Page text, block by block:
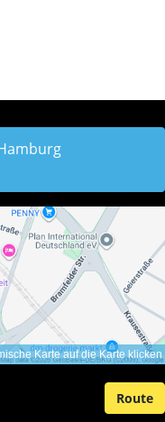
Karte auf die Karte klicken
Route